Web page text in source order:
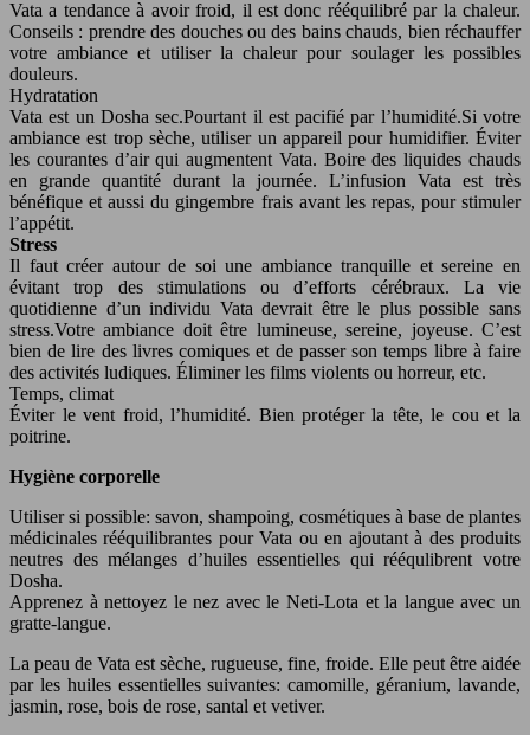
Vata a tendance à avoir froid, il est donc rééquilibré par la chaleur.
Conseils : prendre des douches ou des bains chauds, bien réchauffer
votre ambiance et utiliser la chaleur pour soulager les possibles
douleurs.
Hydratation
Vata est un Dosha sec.Pourtant il est pacifié par l’humidité.Si votre
ambiance est trop sèche, utiliser un appareil pour humidifier. Éviter
les courantes d’air qui augmentent Vata. Boire des liquides chauds
en grande quantité durant la journée. L’infusion Vata est très
bénéfique et aussi du gingembre frais avant les repas, pour stimuler
l’appétit.
Stress
Il faut créer autour de soi une ambiance tranquille et sereine en
évitant trop des stimulations ou d’efforts cérébraux. La vie
quotidienne d’un individu Vata devrait être le plus possible sans
stress.Votre ambiance doit être lumineuse, sereine, joyeuse. C’est
bien de lire des livres comiques et de passer son temps libre à faire
des activités ludiques. Éliminer les films violents ou horreur, etc.
Temps, climat
Éviter le vent froid, l’humidité. Bien protéger la tête, le cou et la
poitrine.
Hygiène corporelle
Utiliser si possible: savon, shampoing, cosmétiques à base de plantes
médicinales rééquilibrantes pour Vata ou en ajoutant à des produits
neutres des mélanges d’huiles essentielles qui rééqulibrent votre
Dosha.
Apprenez à nettoyez le nez avec le Neti-Lota et la langue avec un
gratte-langue.
La peau de Vata est sèche, rugueuse, fine, froide. Elle peut être aidée
par les huiles essentielles suivantes: camomille, géranium, lavande,
jasmin, rose, bois de rose, santal et vetiver.